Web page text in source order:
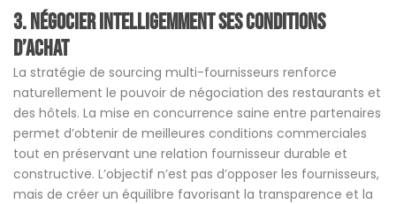
3. Négocier intelligemment ses conditions
d’achat
La stratégie de sourcing multi-fournisseurs renforce
naturellement le pouvoir de négociation des restaurants et
des hôtels. La mise en concurrence saine entre partenaires
permet d’obtenir de meilleures conditions commerciales
tout en préservant une relation fournisseur durable et
constructive. L’objectif n’est pas d’opposer les fournisseurs,
mais de créer un équilibre favorisant la transparence et la